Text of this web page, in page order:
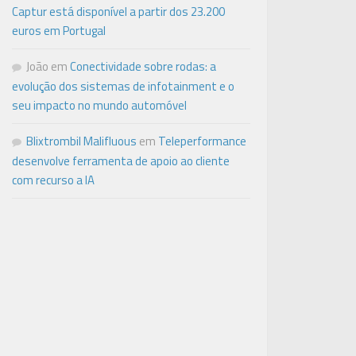
Captur está disponível a partir dos 23.200
euros em Portugal
João emConectividade sobre rodas: a
evolução dos sistemas de infotainment e o
seu impacto no mundo automóvel
Blixtrombil Malifluous em Teleperformance
desenvolve ferramenta de apoio ao cliente
com recurso a IA